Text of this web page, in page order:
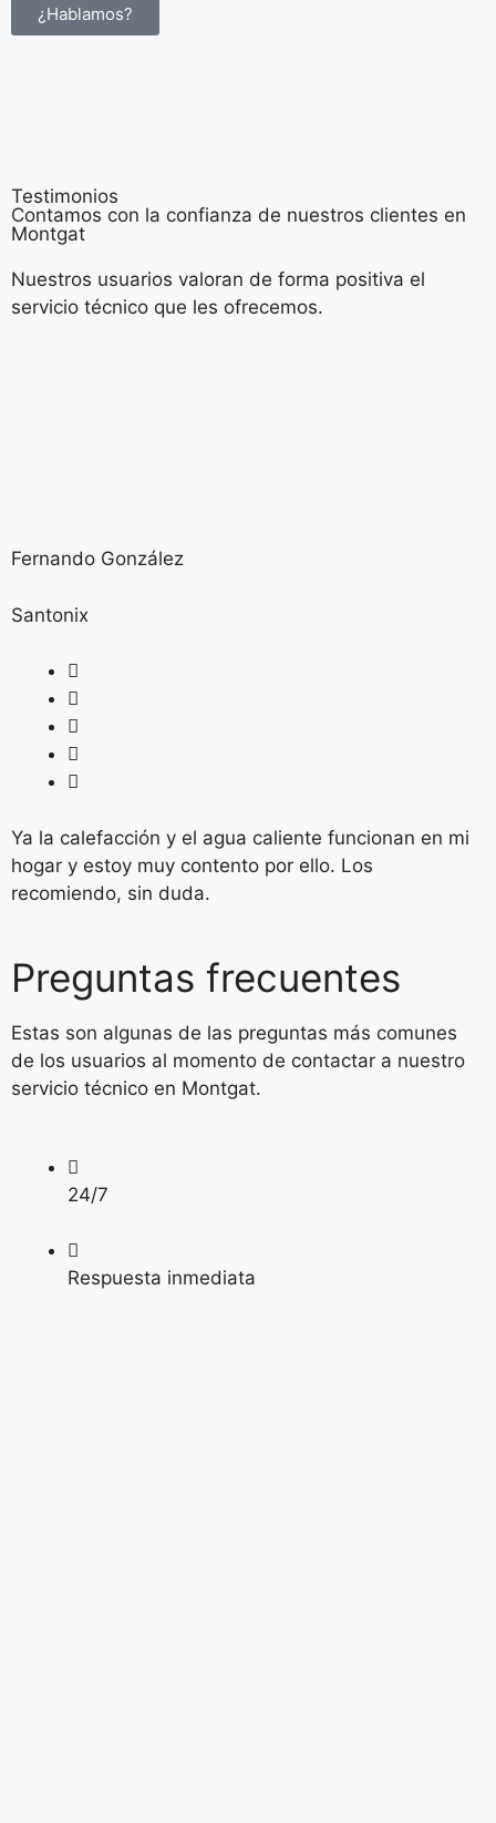
¿Hablamos?
Testimonios
Contamos con la confianza de nuestros clientes en
Montgat
Nuestros usuarios valoran de forma positiva el
servicio técnico que les ofrecemos.
Fernando González
Santonix
Ya la calefacción y el agua caliente funcionan en mi
hogar y estoy muy contento por ello. Los
recomiendo, sin duda.
Preguntas frecuentes
Estas son algunas de las preguntas más comunes
de los usuarios al momento de contactar a nuestro
servicio técnico en Montgat.
24/7
Respuesta inmediata